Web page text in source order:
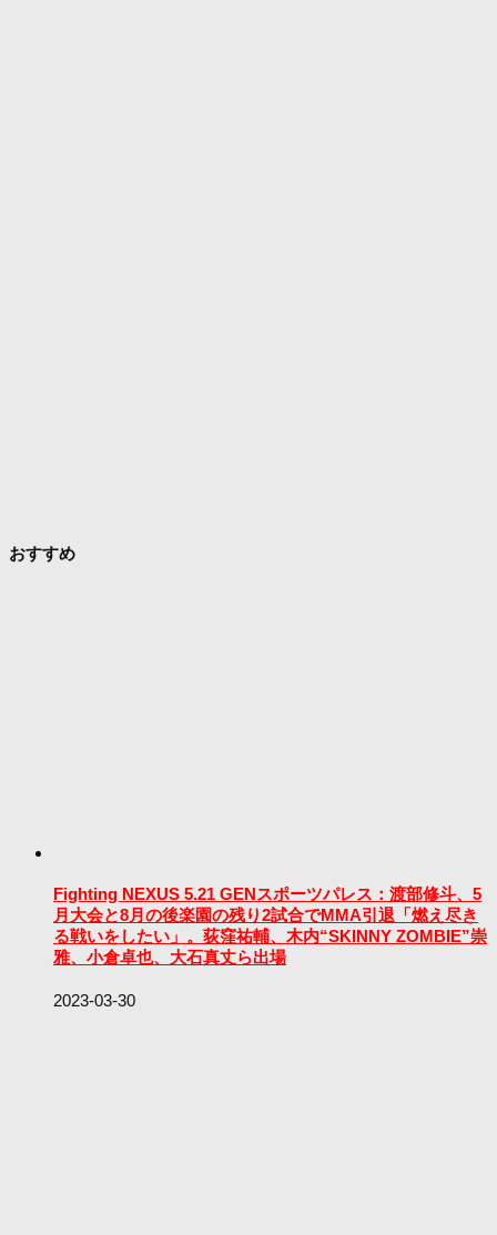
おすすめ
Fighting NEXUS 5.21 GENスポーツパレス：渡部修斗、5
月大会と8月の後楽園の残り2試合でMMA引退「燃え尽き
る戦いをしたい」。荻窪祐輔、木内“SKINNY ZOMBIE”崇
雅、小倉卓也、大石真丈ら出場
2023-03-30